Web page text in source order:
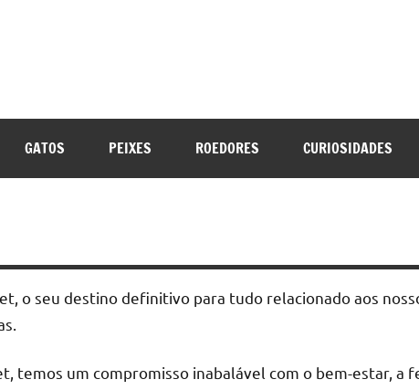
GATOS PEIXES ROEDORES CURIOSIDADES
o seu destino definitivo para tudo relacionado aos
temos um compromisso inabalável com o bem-estar, a